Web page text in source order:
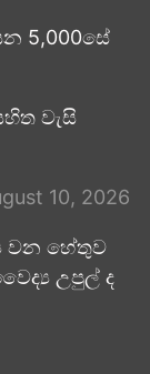
5,000සේ
වැසි
10, 2026
වන හේතුව
උපුල් ද